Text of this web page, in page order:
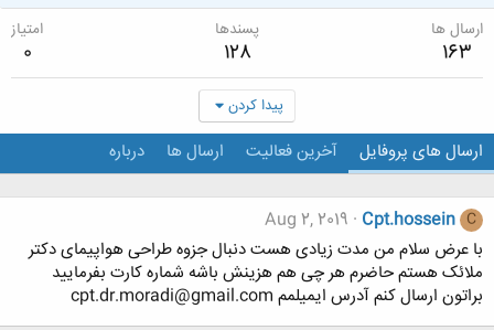
ارسال ها
163
پسندها
128
امتیاز
0
پیدا کردن
ارسال های پروفایل آخرین فعالیت ارسال ها درباره
C
Cpt.hossein
Aug 2, 2019
با عرض سلام من مدت زیادی هست دنبال جزوه طراحی هواپیمای دکتر
ملائک هستم حاضرم هر چی هم هزینش باشه شماره کارت بفرمایید
براتون ارسال کنم آدرس ایمیلمم cpt.dr.moradi@gmail.com